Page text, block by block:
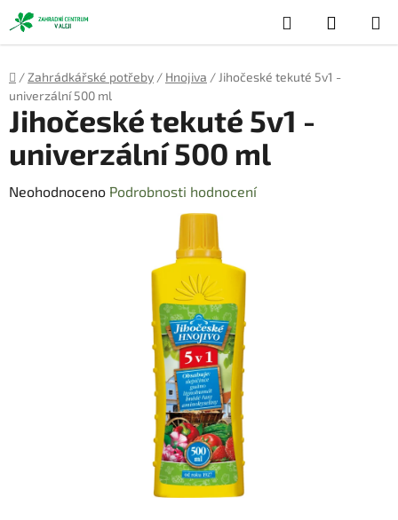
Přejít
na
obsah
Hledat
KOŠÍK
Domů
/ Zahrádkářské potřeby / Hnojiva / Jihočeské tekuté 5v1 -
univerzální 500 ml
Jihočeské tekuté 5v1 -
univerzální 500 ml
Průměrné
Neohodnoceno Podrobnosti hodnocení